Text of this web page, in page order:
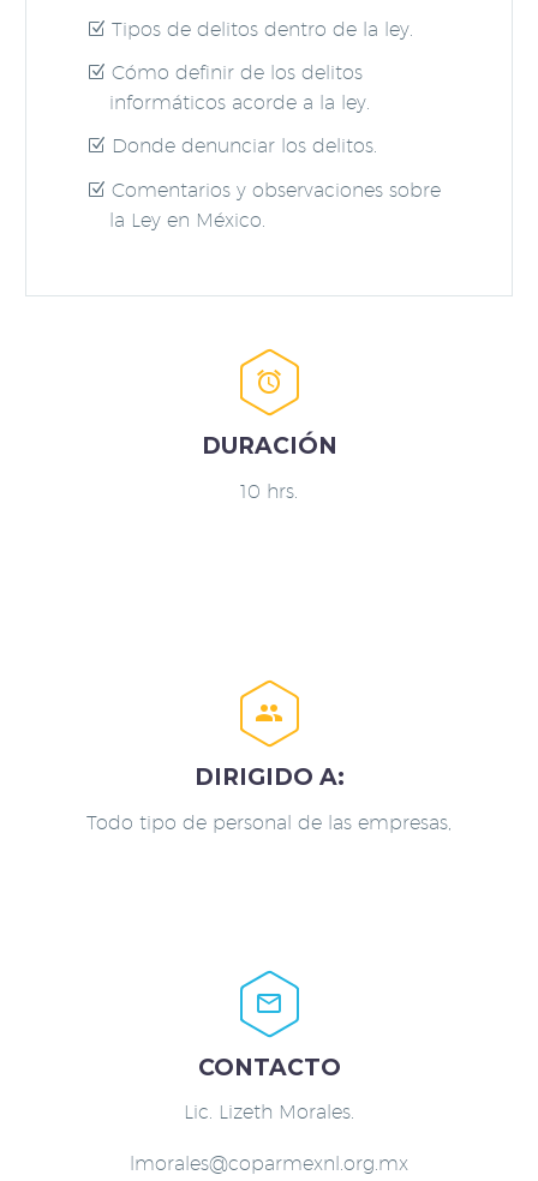
Tipos de delitos dentro de la ley.
Cómo definir de los delitos
informáticos acorde a la ley.
Donde denunciar los delitos.
Comentarios y observaciones sobre
la Ley en México.


DURACIÓN
10 hrs.


DIRIGIDO A:
Todo tipo de personal de las empresas,


CONTACTO
Lic. Lizeth Morales.
lmorales@coparmexnl.org.mx